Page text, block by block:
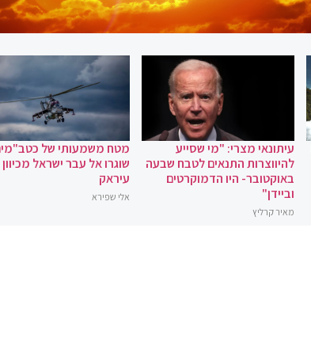
עיתונאי מצרי: "מי שסייע
להיווצרות התנאים לטבח שבעה
באוקטובר- היו הדמוקרטים
וביידן"
מאיר קרליץ
מטח משמעותי של
שוגרו אל עבר ישראל מכיוון
עיראק
אלי שפירא